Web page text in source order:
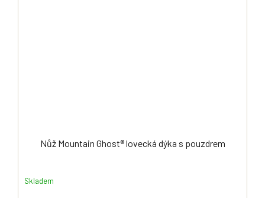
Nůž Mountain Ghost® lovecká dýka s pouzdrem
Skladem